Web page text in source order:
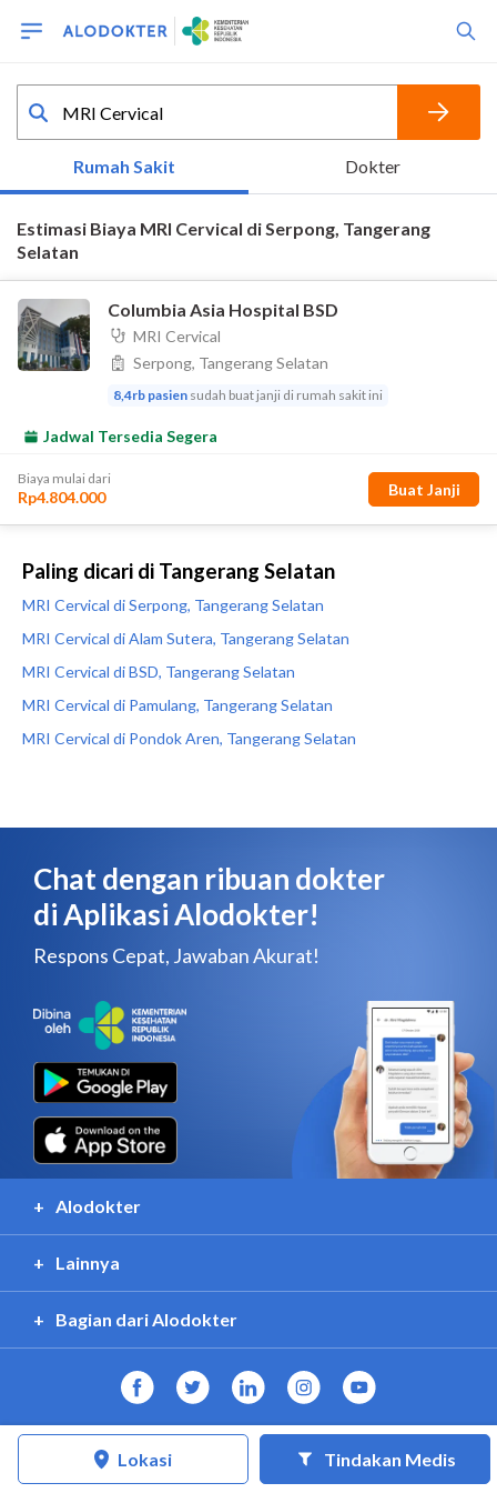
Paling dicari di Tangerang Selatan
MRI Cervical di Serpong, Tangerang Selatan
MRI Cervical di Alam Sutera, Tangerang Selatan
MRI Cervical di BSD, Tangerang Selatan
MRI Cervical di Pamulang, Tangerang Selatan
MRI Cervical di Pondok Aren, Tangerang Selatan